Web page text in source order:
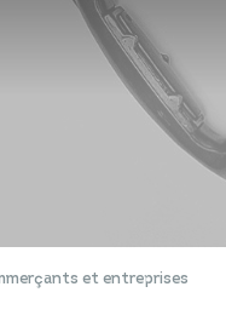
et entreprises